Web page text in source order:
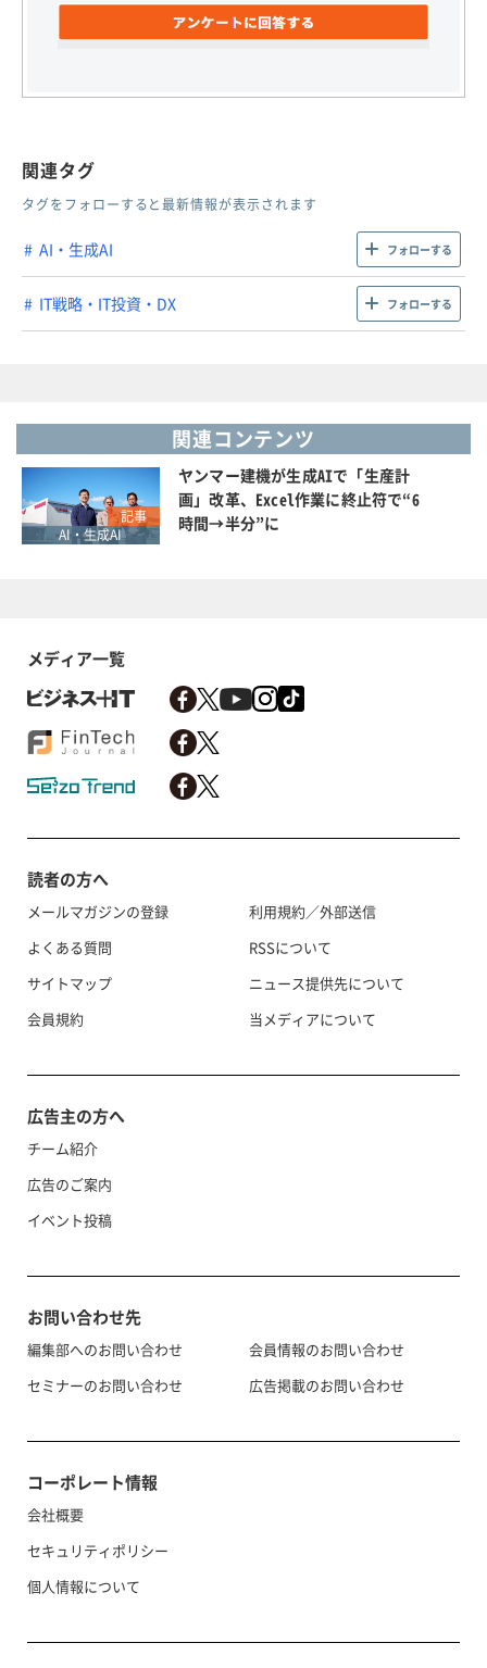
関連タグ
タグをフォローすると最新情報が表示されます
AI・生成AI フォローする
IT戦略・IT投資・DX フォローする
関連コンテンツ
記事
AI・生成AI
ヤンマー建機が生成AIで「生産計
画」改革、Excel作業に終止符で“6
時間→半分”に
メディア一覧
読者の方へ
メールマガジンの登録
よくある質問
サイトマップ
会員規約
利用規約／外部送信
RSSについて
ニュース提供先について
当メディアについて
広告主の方へ
チーム紹介
広告のご案内
イベント投稿
お問い合わせ先
編集部へのお問い合わせ
セミナーのお問い合わせ
会員情報のお問い合わせ
広告掲載のお問い合わせ
コーポレート情報
会社概要
セキュリティポリシー
個人情報について